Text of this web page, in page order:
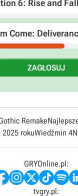
6: Rise and Fall
Come:
Remake
2025 rokuWiedźmin 4
GRYOnline.pl:
tvgry.pl: